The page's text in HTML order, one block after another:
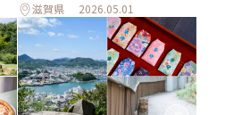
滋賀県 2026.05.01